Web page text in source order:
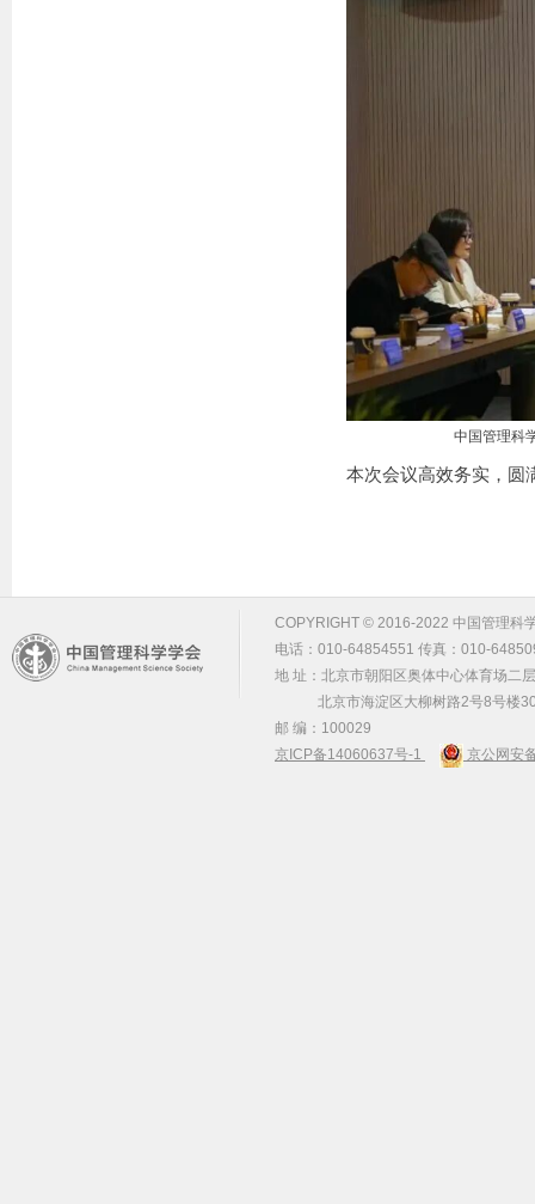
中国管理科
本次会议高效务实，圆
COPYRIGHT © 2016-2022 中国管理科
电话：010-64854551 传真：010-
地 址：北京市朝阳区奥体中心体育场二
北京市海淀区大柳树路2号8号楼
邮 编：100029
京ICP备14060637号-1
京公网安